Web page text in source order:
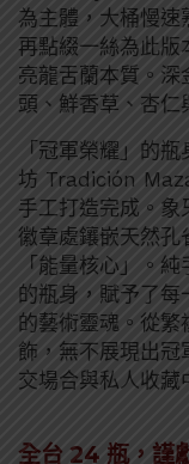
為主體，大桶慢速
再點綴一絲為此版
亮龍舌蘭本質。深
頭、鮮香草、杏仁
「冠軍榮耀」的
坊 Tradición
手工打造完成。象
徽章處鑲嵌天然孔
「能量核心」。
的瓶身，賦予了
的藝術靈魂。從
飾，無不展現出冠
交場合與私人收藏
全台 24 瓶，謹